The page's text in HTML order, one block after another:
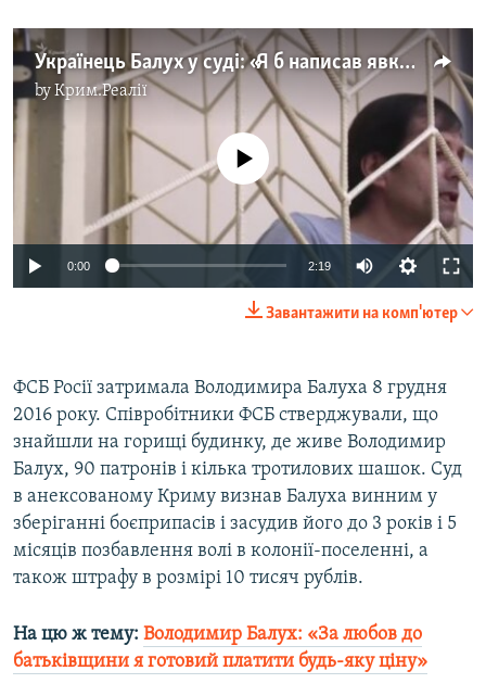
Українець Балух у суді: «Я б написав явку з повинною за ненависть до режиму» (відео)
byКрим.Реалії
No media source currently available
0:00 2:19
Завантажити на комп'ютер
ФСБ Росії затримала Володимира Балуха 8 грудня
2016 року. Співробітники ФСБ стверджували, що
знайшли на горищі будинку, де живе Володимир
Балух, 90 патронів і кілька тротилових шашок. Суд
в анексованому Криму визнав Балуха винним у
зберіганні боєприпасів і засудив його до 3 років і 5
місяців позбавлення волі в колонії-поселенні, а
також штрафу в розмірі 10 тисяч рублів.
На цю ж тему: Володимир Балух: «За любов до
батьківщини я готовий платити будь-яку ціну»